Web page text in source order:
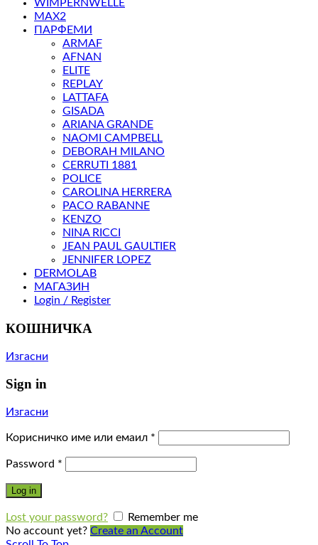
WIMPERNWELLE
MAX2
ПАРФЕМИ
ARMAF
AFNAN
ELITE
REPLAY
LATTAFA
GISADA
ARIANA GRANDE
NAOMI CAMPBELL
DEBORAH MILANO
CERRUTI 1881
POLICE
CAROLINA HERRERA
PACO RABANNE
KENZO
NINA RICCI
JEAN PAUL GAULTIER
JENNIFER LOPEZ
DERMOLAB
МАГАЗИН
Login / Register
КОШНИЧКА
Изгасни
Sign in
Изгасни
Корисничко име или емаил *
Password *
Log in
Lost your password?
Remember me
No account yet? Create an Account